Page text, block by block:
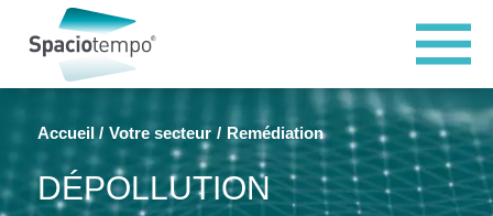
Accueil Votre secteur Remédiation
DÉPOLLUTION
Panneau de gestion des cookies